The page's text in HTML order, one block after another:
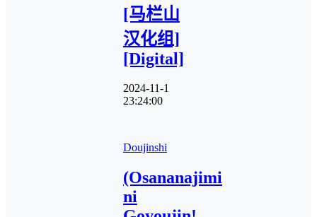
[马栏山
汉化组]
[Digital]
2024-11-1
23:24:00
Doujinshi
(Osananajimi
ni